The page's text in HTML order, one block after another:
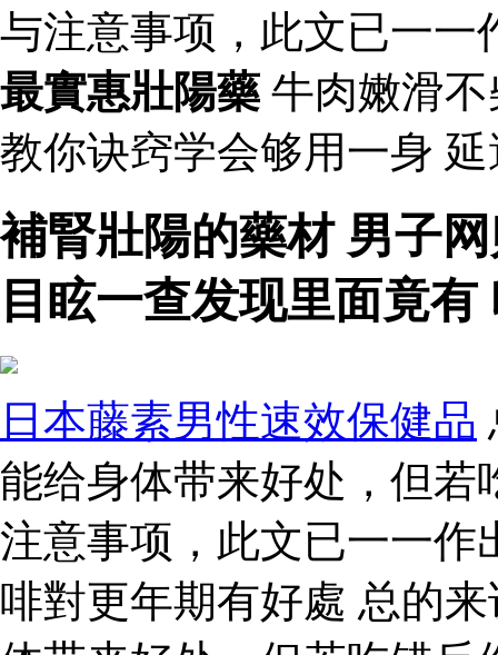
与注意事项，此文已一一
最實惠壯陽藥 牛肉嫩滑
教你诀窍学会够用一身
補腎壯陽的藥材 男子
目眩一查发现里面竟
日本藤素男性速效保健品
能给身体带来好处，但若
注意事项，此文已一一作
啡對更年期有好處 总的